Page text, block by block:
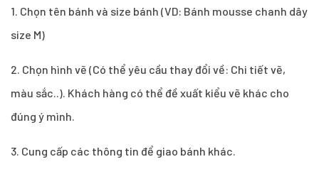
1. Chọn tên bánh và size bánh (VD: Bánh mousse chanh dây
size M)
2. Chọn hình vẽ (Có thể yêu cầu thay đổi về: Chi tiết vẽ,
màu sắc..). Khách hàng có thể đề xuất kiểu vẽ khác cho
đúng ý mình.
3. Cung cấp các thông tin để giao bánh khác.